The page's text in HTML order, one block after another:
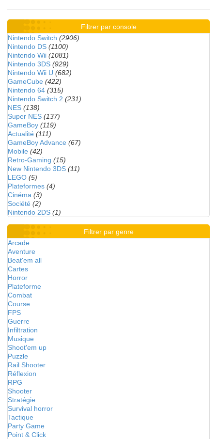
Filtrer par console
Nintendo Switch (2906)
Nintendo DS (1100)
Nintendo Wii (1081)
Nintendo 3DS (929)
Nintendo Wii U (682)
GameCube (422)
Nintendo 64 (315)
Nintendo Switch 2 (231)
NES (138)
Super NES (137)
GameBoy (119)
Actualité (111)
GameBoy Advance (67)
Mobile (42)
Retro-Gaming (15)
New Nintendo 3DS (11)
LEGO (5)
Plateformes (4)
Cinéma (3)
Société (2)
Nintendo 2DS (1)
Filtrer par genre
Arcade
Aventure
Beat'em all
Cartes
Horror
Plateforme
Combat
Course
FPS
Guerre
Infiltration
Musique
Shoot'em up
Puzzle
Rail Shooter
Réflexion
RPG
Shooter
Stratégie
Survival horror
Tactique
Party Game
Point & Click